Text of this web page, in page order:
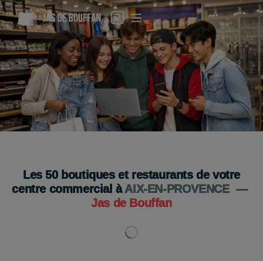
Je découvre
Les50boutiques et restaurants de votre
centre commercial àAIX-EN-PROVENCE —
Jas de Bouffan